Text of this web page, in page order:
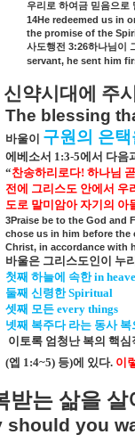
우리로 하여금 믿음으로
14He redeemed us in
the promise of the
사도행전 3:26하나님이
servant, he sent him
신약시대에 주
The blessing
바울이 구원의 은택
에베소서 1:3-5에서 다음
“찬송하리로다! 하나님
전에 그리스도 안에서 우
도로 말미암아 자기의 아
3Praise be to the God and
chose us in him before
Christ, in accordance with
바울은 그리스도인이 누
첫째 하늘에 속한in
둘째 신령한Spiritual
셋째 모든 every things
넷째 복주다 라는 동사 복
이토록 엄청난 복의 핵
(엡 1:4~5) 등)에 있다. 이
받는 삶을 살
should you